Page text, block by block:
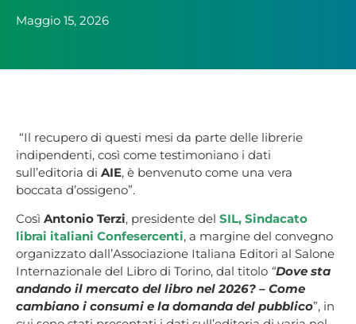
Maggio 15, 2026
“Il recupero di questi mesi da parte delle librerie
indipendenti, così come testimoniano i dati
sull’editoria di AIE, è benvenuto come una vera
boccata d’ossigeno”.
Così Antonio Terzi, presidente del SIL, Sindacato
librai italiani Confesercenti, a margine del convegno
organizzato dall’Associazione Italiana Editori al Salone
Internazionale del Libro di Torino, dal titolo “Dove sta
andando il mercato del libro nel 2026? – Come
cambiano i consumi e la domanda del pubblico”, in